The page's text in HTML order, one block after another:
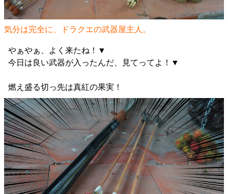
気分は完全に、ドラクエの武器屋主人。
やぁやぁ、よく来たね！▼
今日は良い武器が入ったんだ、見てってよ！▼
燃え盛る切っ先は真紅の果実！